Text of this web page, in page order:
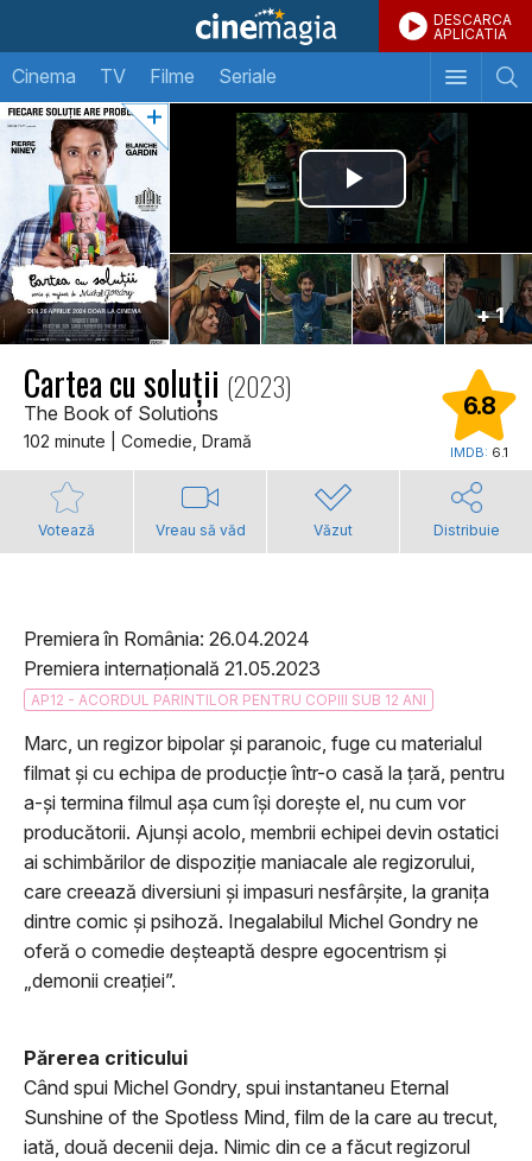
DESCARCA
APLICATIA
Cinema TV Filme Seriale
+ 1
Cartea cu soluții (2023)
The Book of Solutions
102 minute | Comedie, Dramă
6.8
IMDB: 6.1
Votează Vreau să văd Văzut Distribuie
Premiera în România: 26.04.2024
Premiera internațională 21.05.2023
AP12 - ACORDUL PARINTILOR PENTRU COPIII SUB 12 ANI
Marc, un regizor bipolar și paranoic, fuge cu materialul
filmat și cu echipa de producție într-o casă la țară, pentru
a-și termina filmul așa cum își dorește el, nu cum vor
producătorii. Ajunși acolo, membrii echipei devin ostatici
ai schimbărilor de dispoziție maniacale ale regizorului,
care creează diversiuni și impasuri nesfârșite, la granița
dintre comic și psihoză. Inegalabilul Michel Gondry ne
oferă o comedie deșteaptă despre egocentrism și
„demonii creației”.
Părerea criticului
Când spui Michel Gondry, spui instantaneu Eternal
Sunshine of the Spotless Mind, film de la care au trecut,
iată, două decenii deja. Nimic din ce a făcut regizorul